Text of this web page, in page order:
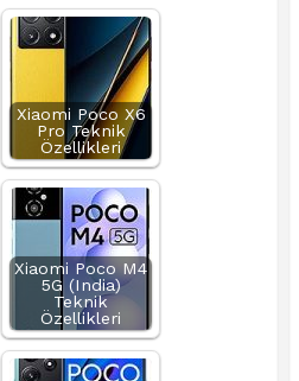
Xiaomi Poco X6
Pro Teknik
Özellikleri
Xiaomi Poco M4
5G (India)
Teknik
Özellikleri
Google Pixel 10 Pro Teknik
Özellikleri
√ Temel Teknik Özellikleri √ Temel Teknik
Özellikler ve Detaylı Bilgileri. Ekran: 6.3 inç,
1280 x 2856 piksel, 120 Hz LTPO